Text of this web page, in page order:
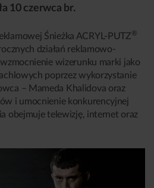
10 czerwca br.
Śnieżka ACRYL-PUTZ®
działań reklamowo-
wizerunku marki jako
poprzez wykorzystanie
– Mameda Khalidova oraz
i umocnienie konkurencyjnej
obejmuje telewizję, internet oraz